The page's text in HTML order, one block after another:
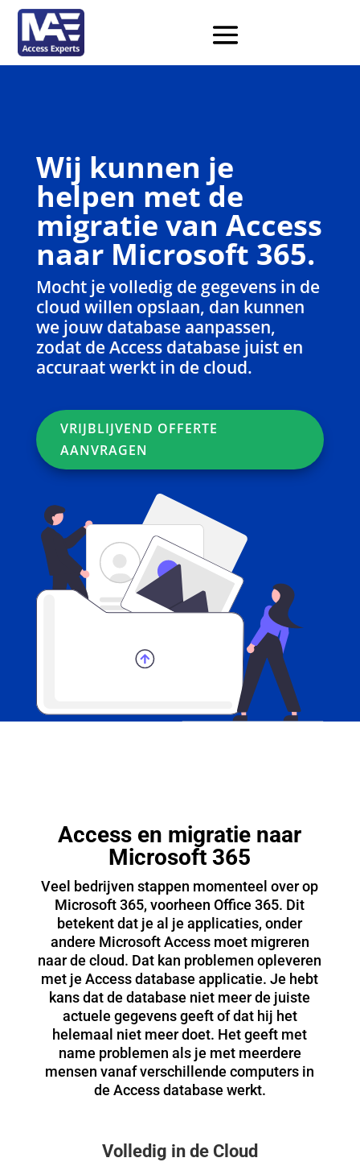
Wij kunnen je
helpen met de
migratie van Access
naar Microsoft 365.
Mocht je volledig de gegevens in de
cloud willen opslaan, dan kunnen
we jouw database aanpassen,
zodat de Access database juist en
accuraat werkt in de cloud.
VRIJBLIJVEND OFFERTE
AANVRAGEN
Access en migratie naar
Microsoft 365
Veel bedrijven stappen momenteel over op
Microsoft 365, voorheen Office 365. Dit
betekent dat je al je applicaties, onder
andere Microsoft Access moet migreren
naar de cloud. Dat kan problemen opleveren
met je Access database applicatie. Je hebt
kans dat de database niet meer de juiste
actuele gegevens geeft of dat hij het
helemaal niet meer doet. Het geeft met
name problemen als je met meerdere
mensen vanaf verschillende computers in
de Access database werkt.
Volledig in de Cloud